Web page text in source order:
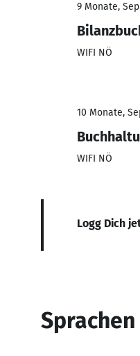
9 Monate,
WIFI NÖ
10 Monate,
WIFI NÖ
Logg Dich
Sprachen